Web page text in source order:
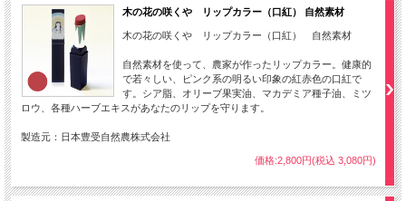
木の花の咲くや リップカラー（口紅） 自然素材
木の花の咲くや リップカラー（口紅） 自然素材
自然素材を使って、農家が作ったリップカラー。健康的
で若々しい、ピンク系の明るい印象の紅赤色の口紅で
す。シア脂、オリーブ果実油、マカデミア種子油、ミツ
ロウ、各種ハーブエキスがあなたのリップを守ります。
製造元：日本豊受自然農株式会社
価格:2,800円(税込 3,080円)